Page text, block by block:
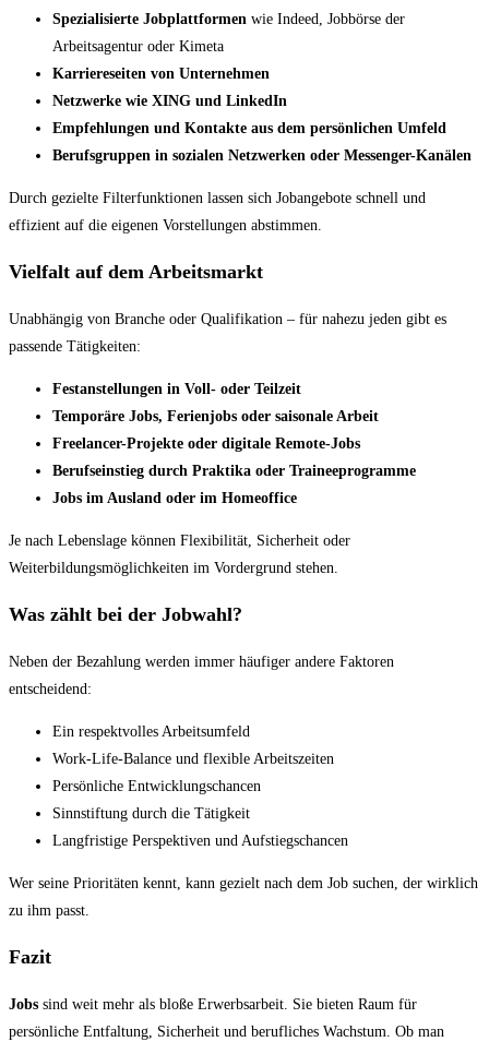
Spezialisierte Jobplattformen wie Indeed, Jobbörse der
Arbeitsagentur oder Kimeta
Karriereseiten von Unternehmen
Netzwerke wie XING und LinkedIn
Empfehlungen und Kontakte aus dem persönlichen Umfeld
Berufsgruppen in sozialen Netzwerken oder Messenger-Kanälen
Durch gezielte Filterfunktionen lassen sich Jobangebote schnell und
effizient auf die eigenen Vorstellungen abstimmen.
Vielfalt auf dem Arbeitsmarkt
Unabhängig von Branche oder Qualifikation – für nahezu jeden gibt es
passende Tätigkeiten:
Festanstellungen in Voll- oder Teilzeit
Temporäre Jobs, Ferienjobs oder saisonale Arbeit
Freelancer-Projekte oder digitale Remote-Jobs
Berufseinstieg durch Praktika oder Traineeprogramme
Jobs im Ausland oder im Homeoffice
Je nach Lebenslage können Flexibilität, Sicherheit oder
Weiterbildungsmöglichkeiten im Vordergrund stehen.
Was zählt bei der Jobwahl?
Neben der Bezahlung werden immer häufiger andere Faktoren
entscheidend:
Ein respektvolles Arbeitsumfeld
Work-Life-Balance und flexible Arbeitszeiten
Persönliche Entwicklungschancen
Sinnstiftung durch die Tätigkeit
Langfristige Perspektiven und Aufstiegschancen
Wer seine Prioritäten kennt, kann gezielt nach dem Job suchen, der wirklich
zu ihm passt.
Fazit
Jobs sind weit mehr als bloße Erwerbsarbeit. Sie bieten Raum für
persönliche Entfaltung, Sicherheit und berufliches Wachstum. Ob man